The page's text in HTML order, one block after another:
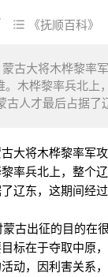
《抚顺百科》
蒙古大将木桦黎率
。木桦黎率兵北上
古人才最后占据了
将木桦黎率军攻
率兵北上，整个
辽东，这期间经过
出征的目的在很
标在于夺取中原
动，因利害关系